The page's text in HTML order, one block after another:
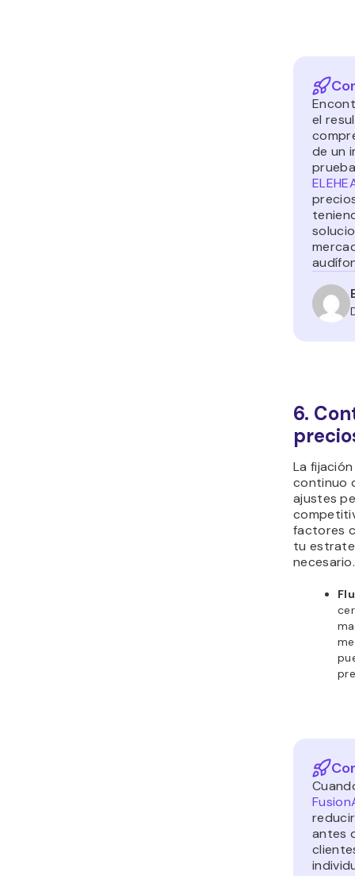
el
de un
6.
La
continuo
ajustes
factores
tu
antes